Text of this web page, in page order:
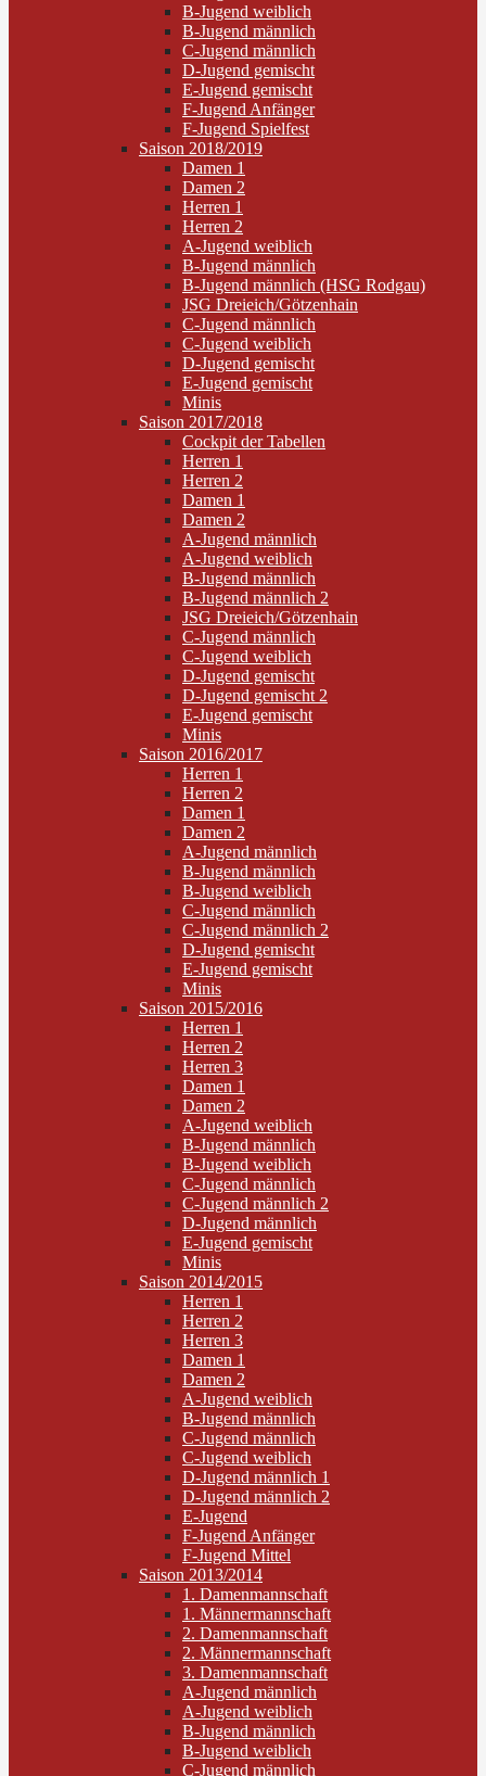
B-Jugend weiblich
B-Jugend männlich
C-Jugend männlich
D-Jugend gemischt
E-Jugend gemischt
F-Jugend Anfänger
F-Jugend Spielfest
Saison 2018/2019
Damen 1
Damen 2
Herren 1
Herren 2
A-Jugend weiblich
B-Jugend männlich
B-Jugend männlich (HSG Rodgau)
JSG Dreieich/Götzenhain
C-Jugend männlich
C-Jugend weiblich
D-Jugend gemischt
E-Jugend gemischt
Minis
Saison 2017/2018
Cockpit der Tabellen
Herren 1
Herren 2
Damen 1
Damen 2
A-Jugend männlich
A-Jugend weiblich
B-Jugend männlich
B-Jugend männlich 2
JSG Dreieich/Götzenhain
C-Jugend männlich
C-Jugend weiblich
D-Jugend gemischt
D-Jugend gemischt 2
E-Jugend gemischt
Minis
Saison 2016/2017
Herren 1
Herren 2
Damen 1
Damen 2
A-Jugend männlich
B-Jugend männlich
B-Jugend weiblich
C-Jugend männlich
C-Jugend männlich 2
D-Jugend gemischt
E-Jugend gemischt
Minis
Saison 2015/2016
Herren 1
Herren 2
Herren 3
Damen 1
Damen 2
A-Jugend weiblich
B-Jugend männlich
B-Jugend weiblich
C-Jugend männlich
C-Jugend männlich 2
D-Jugend männlich
E-Jugend gemischt
Minis
Saison 2014/2015
Herren 1
Herren 2
Herren 3
Damen 1
Damen 2
A-Jugend weiblich
B-Jugend männlich
C-Jugend männlich
C-Jugend weiblich
D-Jugend männlich 1
D-Jugend männlich 2
E-Jugend
F-Jugend Anfänger
F-Jugend Mittel
Saison 2013/2014
1. Damenmannschaft
1. Männermannschaft
2. Damenmannschaft
2. Männermannschaft
3. Damenmannschaft
A-Jugend männlich
A-Jugend weiblich
B-Jugend männlich
B-Jugend weiblich
C-Jugend männlich